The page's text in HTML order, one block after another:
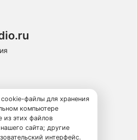
файлы для хранения
компьютере
из этих файлов
сайта; другие
интерфейс.